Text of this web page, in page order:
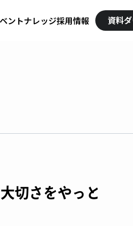
ントナレッジ採用情報 資料
切さをやっと